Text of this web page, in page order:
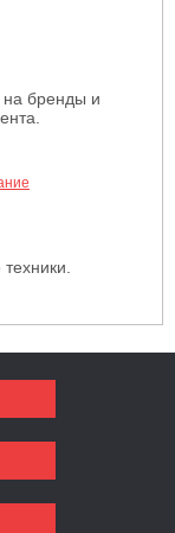
на бренды и